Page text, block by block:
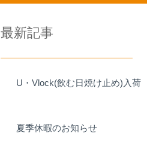
最新記事
U・Vlock(飲む日焼け止め)入荷
夏季休暇のお知らせ